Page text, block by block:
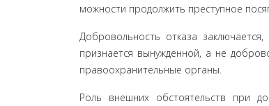
можности продолжить преступное
Добровольность отказа
признается вынужденной, а не
правоохранительные органы.
Роль внешних обстоятельств при